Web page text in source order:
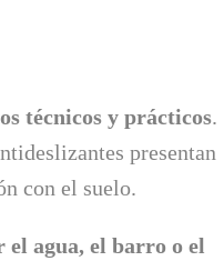
técnicos y prácticos.
presentan
con el suelo.
el agua, el barro o el